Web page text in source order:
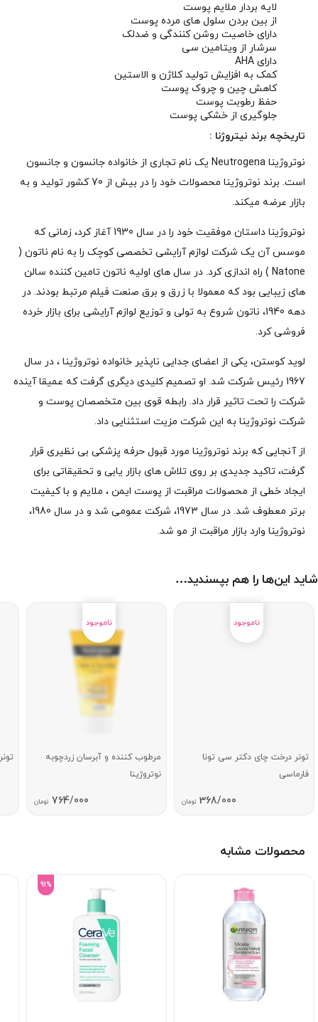
لایه بردار ملایم پوست
از بین بردن سلول های مرده پوست
دارای خاصیت روشن کنندگی و ضدلک
سرشار از ویتامین سی
دارای AHA
کمک به افزایش تولید کلاژن و الاستین
کاهش چین و چروک پوست
حفظ رطوبت پوست
جلوگیری از خشکی پوست
تاریخچه برند نیتروژنا :
نوتروژینا Neutrogena یک نام تجاری از خانواده جانسون و جانسون
است. برند نوتروژینا محصولات خود را در بیش از 70 کشور تولید و به
بازار عرضه میکند.
نوتروژینا داستان موفقیت خود را در سال 1930 آغاز کرد، زمانی که
موسس آن یک شرکت لوازم آرایشی تخصصی کوچک را به نام ناتون (
Natone ) راه اندازی کرد. در سال های اولیه ناتون تامین کننده سالن
های زیبایی بود که معمولا با زرق و برق صنعت فیلم مرتبط بودند. در
دهه 1940، ناتون شروع به تولی و توزیع لوازم آرایشی برای بازار خرده
فروشی کرد.
لوید کوستن، یکی از اعضای جدایی ناپذیر خانواده نوتروژینا ، در سال
1967 رئیس شرکت شد. او تصمیم کلیدی دیگری گرفت که عمیقا آینده
شرکت را تحت تاثیر قرار داد. رابطه قوی بین متخصصان پوست و
شرکت نوتروژینا به این شرکت مزیت استثنایی داد.
از آنجایی که برند نوتروژینا مورد قبول حرفه پزشکی بی نظیری قرار
گرفت، تاکید جدیدی بر روی تلاش های بازار یابی و تحقیقاتی برای
ایجاد خطی از محصولات مراقبت از پوست ایمن ، ملایم و با کیفیت
برتر معطوف شد. در سال 1973، شرکت عمومی شد و در سال 1980،
نوتروژینا وارد بازار مراقبت از مو شد.
شاید این‌ها را هم بپسندید…
تونر درخت چای دکتر سی تونا
فارماسی
368/000 تومان
مرطوب کننده و آبرسان زردچوبه
نوتروژینا
764/000 تومان
محصولات مشابه
91%